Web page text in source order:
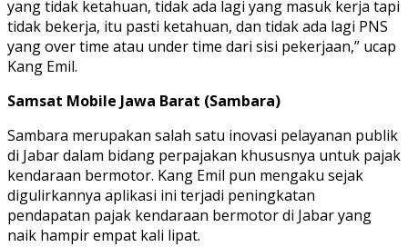
yang tidak ketahuan, tidak ada lagi yang masuk kerja tapi
tidak bekerja, itu pasti ketahuan, dan tidak ada lagi PNS
yang over time atau under time dari sisi pekerjaan,” ucap
Kang Emil.
Samsat Mobile Jawa Barat (Sambara)
Sambara merupakan salah satu inovasi pelayanan publik
di Jabar dalam bidang perpajakan khususnya untuk pajak
kendaraan bermotor. Kang Emil pun mengaku sejak
digulirkannya aplikasi ini terjadi peningkatan
pendapatan pajak kendaraan bermotor di Jabar yang
naik hampir empat kali lipat.